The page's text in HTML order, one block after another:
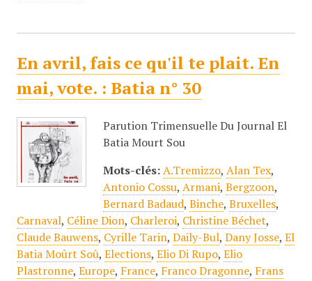
En avril, fais ce qu'il te plait. En
mai, vote. : Batia n° 30
Parution Trimensuelle Du Journal El
Batia Mourt Sou
Mots-clés: A.Tremizzo, Alan Tex,
Antonio Cossu, Armani, Bergzoon,
Bernard Badaud, Binche, Bruxelles,
Carnaval, Céline Dion, Charleroi, Christine Béchet,
Claude Bauwens, Cyrille Tarin, Daily-Bul, Dany Josse, El
Batia Moûrt Soû, Elections, Elio Di Rupo, Elio
Plastronne, Europe, France, Franco Dragonne, Frans